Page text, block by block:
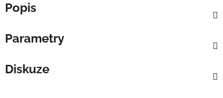
Popis
Parametry
Diskuze